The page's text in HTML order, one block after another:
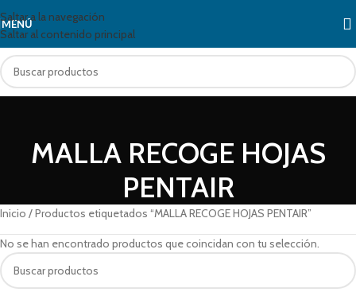
Saltar a la navegación
Saltar al contenido principal
MENÚ
MALLA RECOGE HOJAS
PENTAIR
Inicio Productos etiquetados “MALLA RECOGE HOJAS PENTAIR”
No se han encontrado productos que coincidan con tu selección.